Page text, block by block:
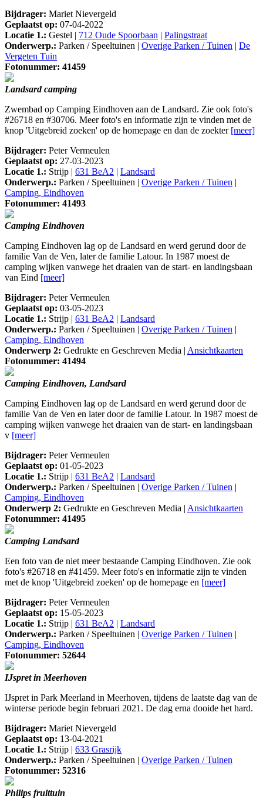
Bijdrager: Mariet Nievergeld
Geplaatst op: 07-04-2022
Locatie 1.: Gestel | 712 Oude Spoorbaan | Palingstraat
Onderwerp.: Parken / Speeltuinen | Overige Parken / Tuinen | De
Vergeten Tuin
Fotonummer: 41459
Landsard camping
Zwembad op Camping Eindhoven aan de Landsard. Zie ook foto's
#26718 en #30706. Meer foto's en informatie zijn te vinden met de
knop 'Uitgebreid zoeken' op de homepage en dan de zoekter [meer]
Bijdrager: Peter Vermeulen
Geplaatst op: 27-03-2023
Locatie 1.: Strijp | 631 BeA2 | Landsard
Onderwerp.: Parken / Speeltuinen | Overige Parken / Tuinen |
Camping, Eindhoven
Fotonummer: 41493
Camping Eindhoven
Camping Eindhoven lag op de Landsard en werd gerund door de
familie Van de Ven, later de familie Latour. In 1987 moest de
camping wijken vanwege het draaien van de start- en landingsbaan
van Eind [meer]
Bijdrager: Peter Vermeulen
Geplaatst op: 03-05-2023
Locatie 1.: Strijp | 631 BeA2 | Landsard
Onderwerp.: Parken / Speeltuinen | Overige Parken / Tuinen |
Camping, Eindhoven
Onderwerp 2: Gedrukte en Geschreven Media | Ansichtkaarten
Fotonummer: 41494
Camping Eindhoven, Landsard
Camping Eindhoven lag op de Landsard en werd gerund door de
familie Van de Ven en later door de familie Latour. In 1987 moest de
camping wijken vanwege het draaien van de start- en landingsbaan
v [meer]
Bijdrager: Peter Vermeulen
Geplaatst op: 01-05-2023
Locatie 1.: Strijp | 631 BeA2 | Landsard
Onderwerp.: Parken / Speeltuinen | Overige Parken / Tuinen |
Camping, Eindhoven
Onderwerp 2: Gedrukte en Geschreven Media | Ansichtkaarten
Fotonummer: 41495
Camping Landsard
Een foto van de niet meer bestaande Camping Eindhoven. Zie ook
foto's #26718 en #41459. Meer foto's en informatie zijn te vinden
met de knop 'Uitgebreid zoeken' op de homepage en [meer]
Bijdrager: Peter Vermeulen
Geplaatst op: 15-05-2023
Locatie 1.: Strijp | 631 BeA2 | Landsard
Onderwerp.: Parken / Speeltuinen | Overige Parken / Tuinen |
Camping, Eindhoven
Fotonummer: 52644
IJspret in Meerhoven
IJspret in Park Meerland in Meerhoven, tijdens de laatste dag van de
winterse periode begin februari 2021. De dag erna dooide het hard.
Bijdrager: Mariet Nievergeld
Geplaatst op: 13-04-2021
Locatie 1.: Strijp | 633 Grasrijk
Onderwerp.: Parken / Speeltuinen | Overige Parken / Tuinen
Fotonummer: 52316
Philips fruittuin